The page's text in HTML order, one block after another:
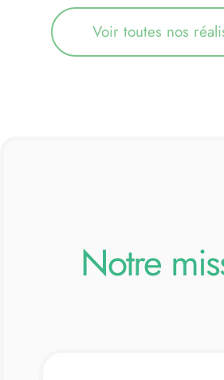
Voir toutes nos
Notre